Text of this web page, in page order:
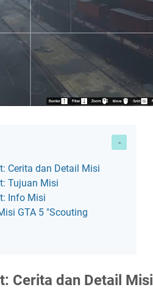
Cerita dan Detail Misi
Tujuan Misi
Info Misi
GTA 5 "Scouting
Cerita dan Detail Misi